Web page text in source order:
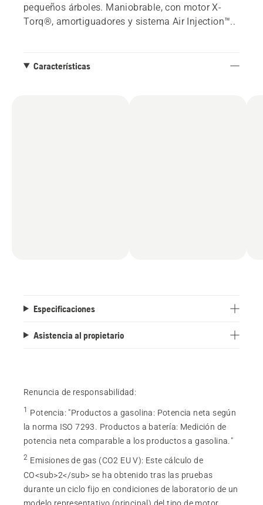
pequeños árboles. Maniobrable, con motor X-
Torq®, amortiguadores y sistema Air Injection™..
Características
Especificaciones
Asistencia al propietario
Renuncia de responsabilidad:
1 Potencia: "Productos a gasolina: Potencia neta según
la norma ISO 7293. Productos a batería: Medición de
potencia neta comparable a los productos a gasolina."
2 Emisiones de gas (CO2 EU V): Este cálculo de
CO<sub>2</sub> se ha obtenido tras las pruebas
durante un ciclo fijo en condiciones de laboratorio de un
modelo representativo (principal) del tipo de motor